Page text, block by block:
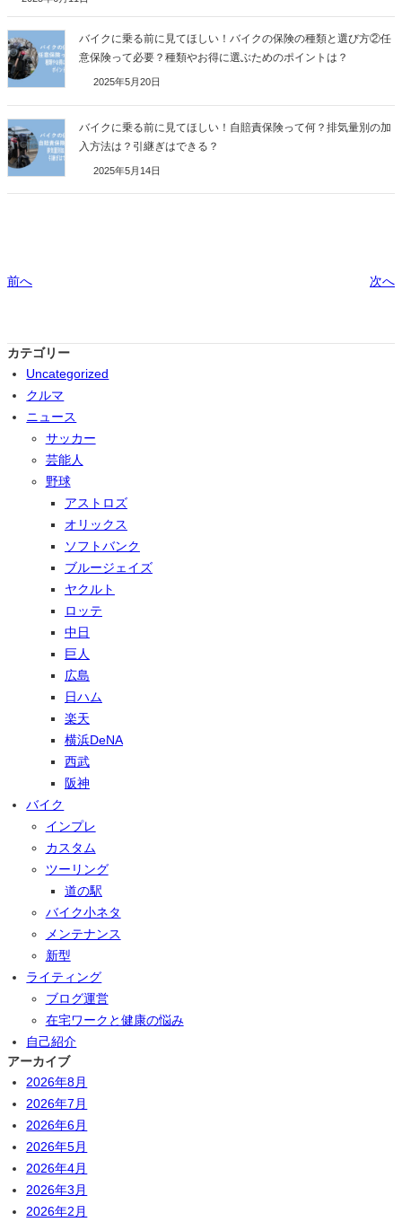
バイクに乗る前に見てほしい！バイクの保険の種類と選び方②任
意保険って必要？種類やお得に選ぶためのポイントは？
2025年5月20日
バイクに乗る前に見てほしい！自賠責保険って何？排気量別の加
入方法は？引継ぎはできる？
2025年5月14日
前へ 次へ
カテゴリー
Uncategorized
クルマ
ニュース
サッカー
芸能人
野球
アストロズ
オリックス
ソフトバンク
ブルージェイズ
ヤクルト
ロッテ
中日
巨人
広島
日ハム
楽天
横浜DeNA
西武
阪神
バイク
インプレ
カスタム
ツーリング
道の駅
バイク小ネタ
メンテナンス
新型
ライティング
ブログ運営
在宅ワークと健康の悩み
自己紹介
アーカイブ
2026年8月
2026年7月
2026年6月
2026年5月
2026年4月
2026年3月
2026年2月